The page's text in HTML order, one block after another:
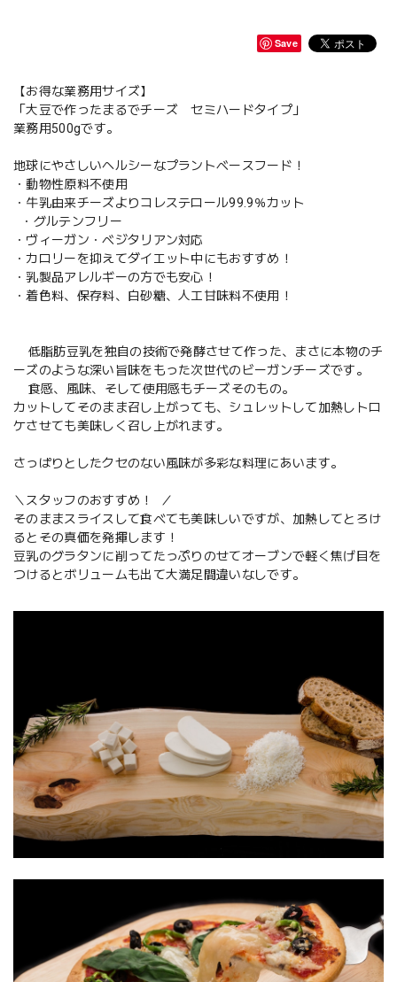
Save
【お得な業務用サイズ】
「大豆で作ったまるでチーズ セミハードタイプ」
業務用500gです。
地球にやさしいヘルシーなプラントベースフード！
・動物性原料不使用
・牛乳由来チーズよりコレステロール99.9％カット
・グルテンフリー
・ヴィーガン・ベジタリアン対応
・カロリーを抑えてダイエット中にもおすすめ！
・乳製品アレルギーの方でも安心！
・着色料、保存料、白砂糖、人工甘味料不使用！
低脂肪豆乳を独自の技術で発酵させて作った、まさに本物のチ
ーズのような深い旨味をもった次世代のビーガンチーズです。
食感、風味、そして使用感もチーズそのもの。
カットしてそのまま召し上がっても、シュレットして加熱しトロ
ケさせても美味しく召し上がれます。
さっぱりとしたクセのない風味が多彩な料理にあいます。
＼スタッフのおすすめ！ ／
そのままスライスして食べても美味しいですが、加熱してとろけ
るとその真価を発揮します！
豆乳のグラタンに削ってたっぷりのせてオーブンで軽く焦げ目を
つけるとボリュームも出て大満足間違いなしです。